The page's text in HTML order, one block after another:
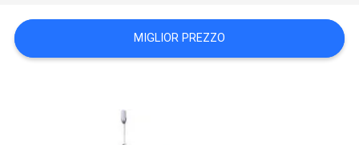
MAPPA
DEL
MIGLIOR PREZZO